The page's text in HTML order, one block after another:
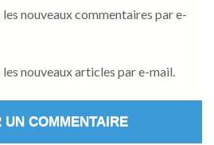
nouveaux commentaires par e-
nouveaux articles par e-mail.